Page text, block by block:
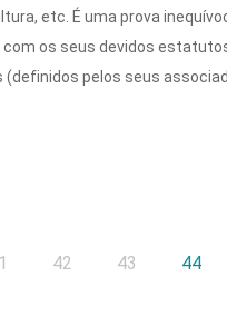
etc. É uma prova
os seus devidos
pelos seus
42 43 44